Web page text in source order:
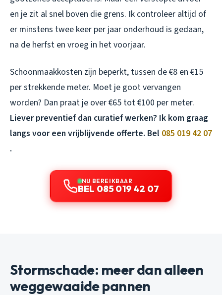
en je zit al snel boven die grens. Ik controleer altijd of
er minstens twee keer per jaar onderhoud is gedaan,
na de herfst en vroeg in het voorjaar.
Schoonmaakkosten zijn beperkt, tussen de €8 en €15
per strekkende meter. Moet je goot vervangen
worden? Dan praat je over €65 tot €100 per meter.
Liever preventief dan curatief werken? Ik kom graag
langs voor een vrijblijvende offerte. Bel 085 019 42 07
.
NU BEREIKBAAR
BEL 085 019 42 07
Stormschade: meer dan alleen
weggewaaide pannen